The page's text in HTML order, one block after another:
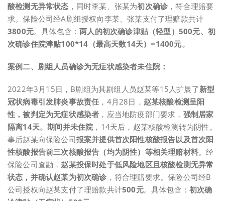
酸检测无异常状态 ，同时李某、张某为初次确诊 ，符合理赔要
求。保险公司经A剧组授权向李某、张某支付了理赔款共计
3800元。具体包含：两人的初次确诊津贴（轻型）500元、初
次确诊住院津贴100*14（最高天数14天）=1400元。
案例二、剧组人员确诊为无症状感染者未住院：
2022年3月15日，B剧组为其剧组人员赵某等15人扩展了新型
冠状病毒引发肺炎事故责任 ，4月28日， 赵某核酸检测呈阳
性，被判定为无症状感染者 ，应当地防疫部门要求， 强制居家
隔离14天。期间并未住院 ，14天后，赵某核酸检测转为阴性。
事后赵某向保险公司报案并提供首次阳性核酸报告以及首次阳
性核酸报告前三次核酸报告（均为阴性）等相关理赔材料。经
保险公司查勘， 赵某投保时处于低风险地区且核酸检测无异常
状态，并确认赵某为初次确诊 ，符合理赔要求。保险公司经B
公司授权向赵某支付了理赔款共计500元。具体包含：初次确